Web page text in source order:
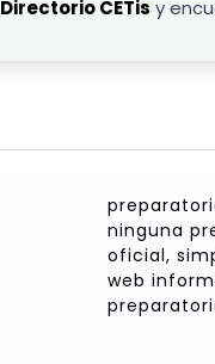
Directorio CETis y
ninguna
oficial,
web